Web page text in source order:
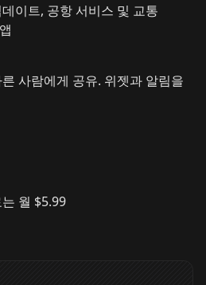
이트, 공항 서비스 및 교통
사람에게 공유. 위젯과 알림을
월 $5.99